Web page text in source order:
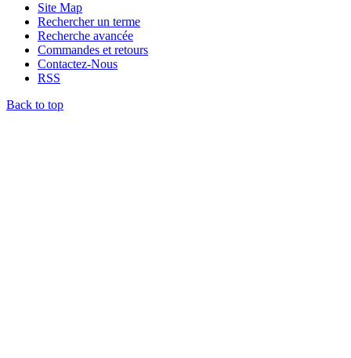
Site Map
Rechercher un terme
Recherche avancée
Commandes et retours
Contactez-Nous
RSS
Back to top